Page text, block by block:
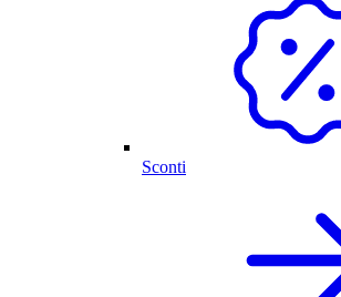
Sconti